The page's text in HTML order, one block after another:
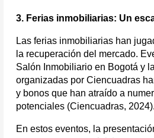
3. Ferias inmobiliarias: Un
Las ferias inmobiliarias han
la recuperación del mercado.
Salón Inmobiliario en Bogotá y
organizadas por Ciencuadras
y bonos que han atraído a
potenciales (Ciencuadras, 2024).
En estos eventos, la